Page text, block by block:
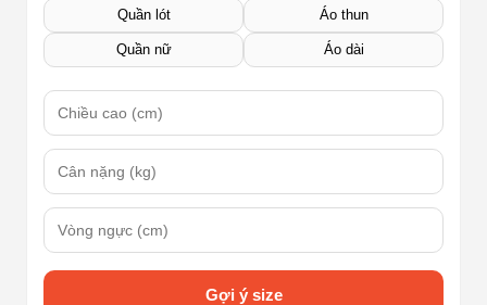
Quần lót Áo thun
Quần nữ Áo dài
Gợi ý size